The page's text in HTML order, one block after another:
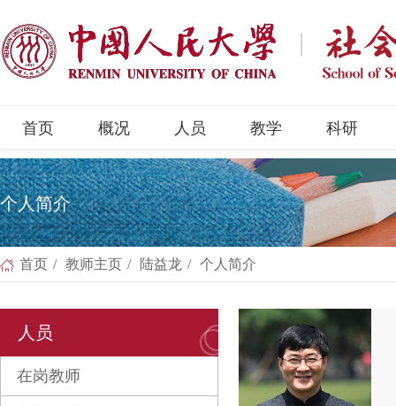
首页 概况 人员 教学 科研
个人简介
首页 / 教师主页 / 陆益龙 / 个人简介
人员
在岗教师